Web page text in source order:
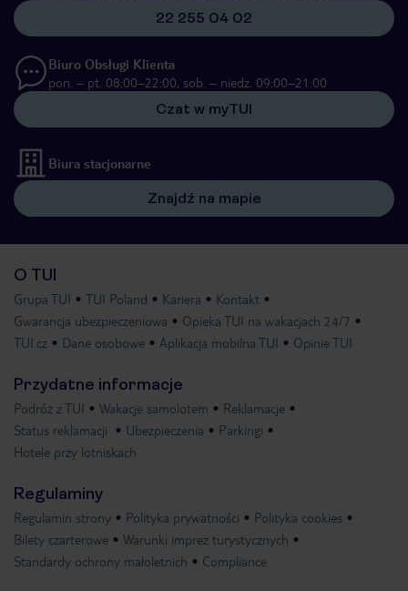
22 255 04 02
Biuro Obsługi Klienta
pon. – pt. 08:00–22:00, sob. – niedz. 09:00–21:00
Czat w myTUI
Biura stacjonarne
Znajdź na mapie
O TUI
Grupa TUI TUI Poland Kariera
Kontakt
Gwarancja ubezpieczeniowa
Opieka TUI na wakacjach 24/7
TUI.cz
Dane osobowe Aplikacja mobilna TUI Opinie TUI
Przydatne informacje
Podróż z TUI Wakacje samolotem
Reklamacje
Status reklamacji
Ubezpieczenia
Parkingi
Hotele przy lotniskach
Regulaminy
Regulamin strony Polityka prywatności
Polityka cookies
Bilety czarterowe
Warunki imprez turystycznych
Standardy ochrony małoletnich
Compliance